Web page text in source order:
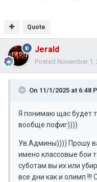
Quote
Jerald
Posted November 1,
On 11/1/2025 at 6:48
Я понимаю щас будет
вообще пофиг))))
Ув.Админы)))) Прошу
имено классовые бои
суботам вы их или
все дни как и олимп !!!